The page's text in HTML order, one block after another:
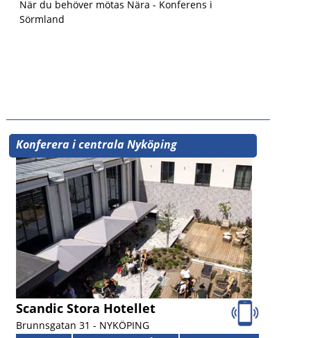
När du behöver mötas Nära - Konferens i
Sörmland
Konferera i centrala Nyköping
Scandic Stora Hotellet
Brunnsgatan 31 - NYKÖPING